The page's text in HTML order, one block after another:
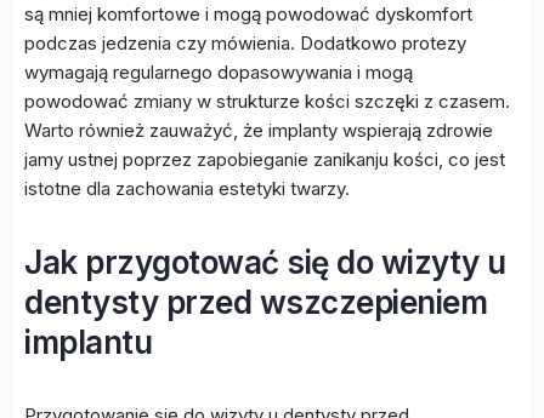
są mniej komfortowe i mogą powodować dyskomfort
podczas jedzenia czy mówienia. Dodatkowo protezy
wymagają regularnego dopasowywania i mogą
powodować zmiany w strukturze kości szczęki z czasem.
Warto również zauważyć, że implanty wspierają zdrowie
jamy ustnej poprzez zapobieganie zanikanju kości, co jest
istotne dla zachowania estetyki twarzy.
Jak przygotować się do wizyty u
dentysty przed wszczepieniem
implantu